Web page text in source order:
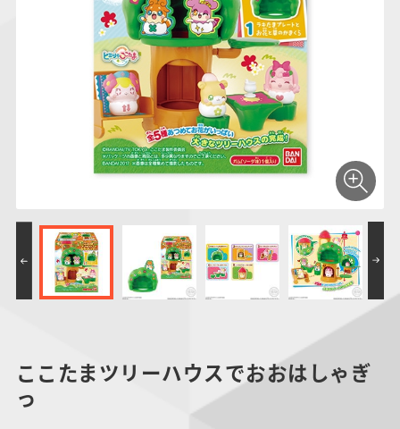
仮面ライダーシリー
ズ
PROJECT R.E.D.・
スーパー戦隊シリー
ズ
ガンダムシリーズ
ポケットモンスター
アンパンマン
サンリオキャラクタ
ーズ
キャラパキ
つりグミ
にふぉるめーしょん
＆スクエアシール
SMPシリーズ
ポケモンスケールワ
ールド
キャラデコ
ここたまツリーハウスでおおはしゃぎ
っ